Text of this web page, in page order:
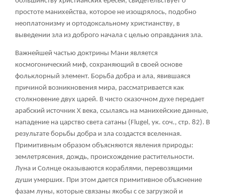
простоте манихейства, которое не изощрялось, подобно
неоплатонизму и ортодоксальному христианству, в
выведении зла из доброго начала с целью оправдания зла.
Важнейшей частью доктрины Мани является
космогонический миф, сохраняющий в своей основе
фольклорный элемент. Борьба добра и ала, явившаяся
причиной возникновения мира, рассматривается как
столкновение двух царей. В чисто сказочном духе передает
арабский источник X века, ссылаясь на манихейские данные,
нападение на царство света сатаны (Flugel, ук. соч., стр. 82). В
результате борьбы добра и зла создастся вселенная.
Примитивным образом объясняются явления природы:
землетрясения, дождь, происхождение растительности.
Луна и Солнце оказываются кораблями, перевозящими
души умерших. При этом дается примитивное объяснение
фазам луны, которые связаны якобы с се загрузкой и